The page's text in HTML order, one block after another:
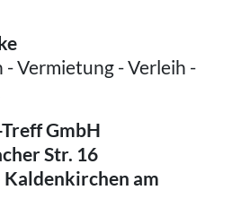
Vermietung - Verleih -
GmbH
Str. 16
am